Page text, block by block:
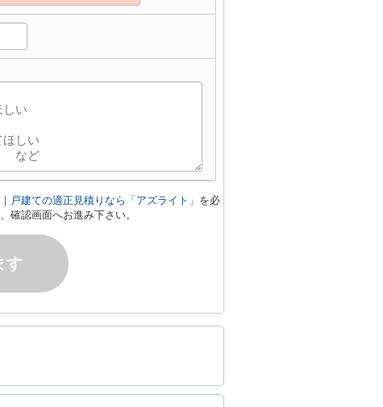
戸建ての適正見積りなら「アズライト」 を必
確認画面へお進み下さい。
す